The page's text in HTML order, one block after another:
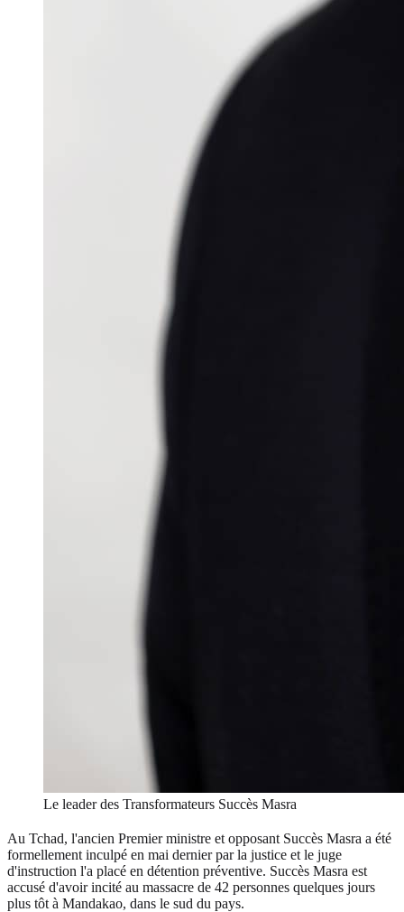
Le leader des Transformateurs Succès Masra
Au Tchad, l'ancien Premier ministre et opposant Succès Masra a été
formellement inculpé en mai dernier par la justice et le juge
d'instruction l'a placé en détention préventive. Succès Masra est
accusé d'avoir incité au massacre de 42 personnes quelques jours
plus tôt à Mandakao, dans le sud du pays.